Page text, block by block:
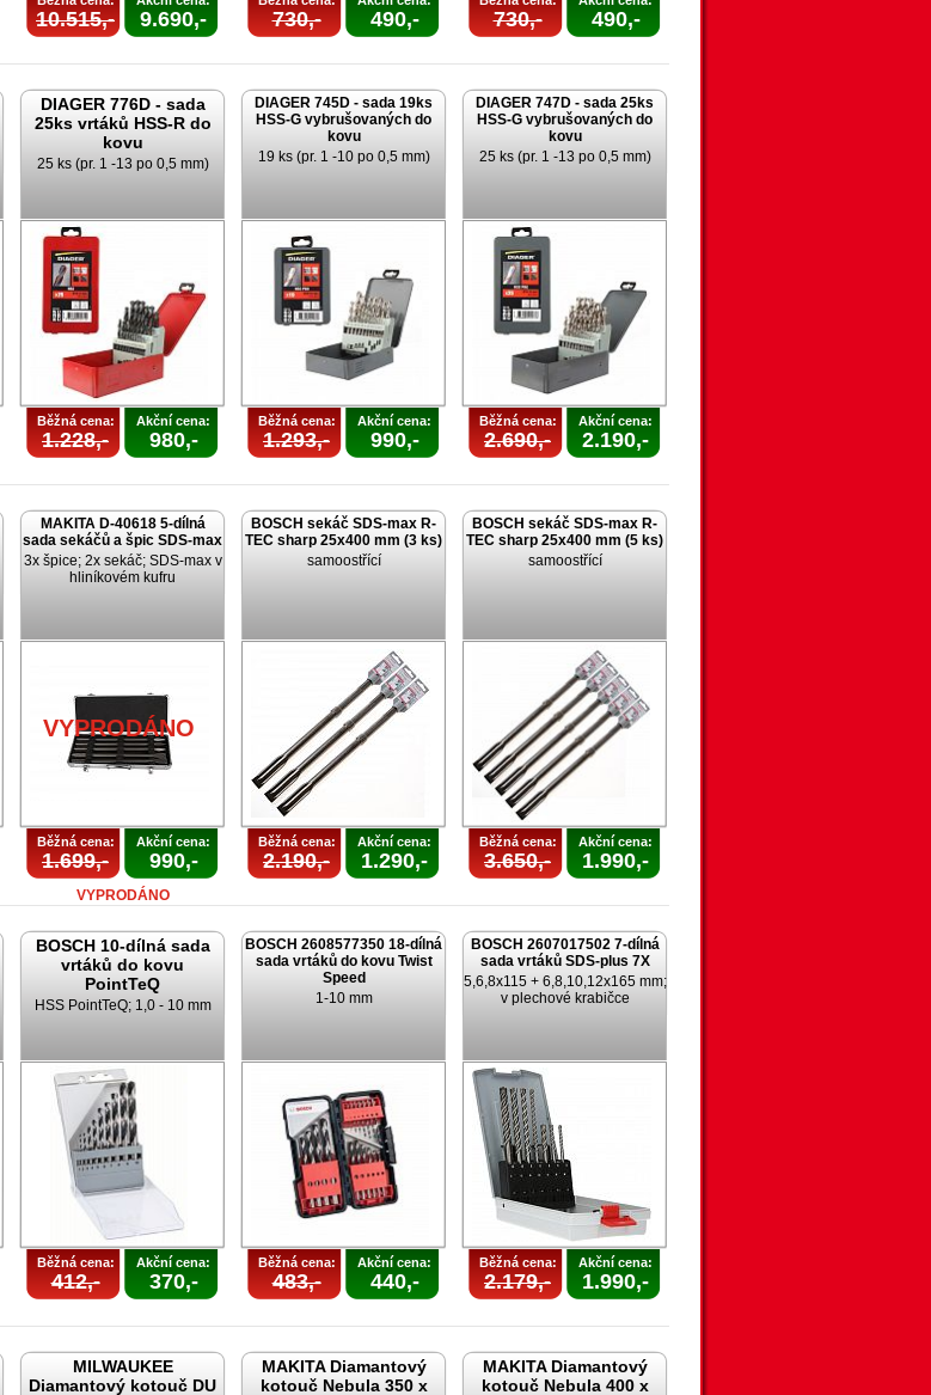
10.515,- 9.690,- 730,- 490,- 730,- 490,-
DIAGER 776D - sada
25ks vrtáků HSS-R do
kovu
25 ks (pr. 1 -13 po 0,5 mm)
Běžná cena:
1.228,-
Akční cena:
980,-
DIAGER 745D - sada 19ks
HSS-G vybrušovaných do
kovu
19 ks (pr. 1 -10 po 0,5 mm)
Běžná cena:
1.293,-
Akční cena:
990,-
DIAGER 747D - sada 25ks
HSS-G vybrušovaných do
kovu
25 ks (pr. 1 -13 po 0,5 mm)
Běžná cena:
2.690,-
Akční cena:
2.190,-
MAKITA D-40618 5-dílná
sada sekáčů a špic SDS-max
3x špice; 2x sekáč; SDS-max v
hliníkovém kufru
VYPRODÁNO
Běžná cena:
1.699,-
Akční cena:
990,-
VYPRODÁNO
BOSCH sekáč SDS-max R-
TEC sharp 25x400 mm (3 ks)
samoostřící
Běžná cena:
2.190,-
Akční cena:
1.290,-
BOSCH sekáč SDS-max R-
TEC sharp 25x400 mm (5 ks)
samoostřící
Běžná cena:
3.650,-
Akční cena:
1.990,-
BOSCH 10-dílná sada
vrtáků do kovu
PointTeQ
HSS PointTeQ; 1,0 - 10 mm
Běžná cena:
412,-
Akční cena:
370,-
BOSCH 2608577350 18-dílná
sada vrtáků do kovu Twist
Speed
1-10 mm
Běžná cena:
483,-
Akční cena:
440,-
BOSCH 2607017502 7-dílná
sada vrtáků SDS-plus 7X
5,6,8x115 + 6,8,10,12x165 mm;
v plechové krabičce
Běžná cena:
2.179,-
Akční cena:
1.990,-
MILWAUKEE
Diamantový kotouč DU
MAKITA Diamantový
kotouč Nebula 350 x
MAKITA Diamantový
kotouč Nebula 400 x